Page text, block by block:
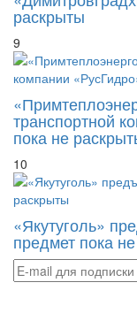
раскрыты
9
транспортной
пока не
10
«Якутуголь»
предмет пока